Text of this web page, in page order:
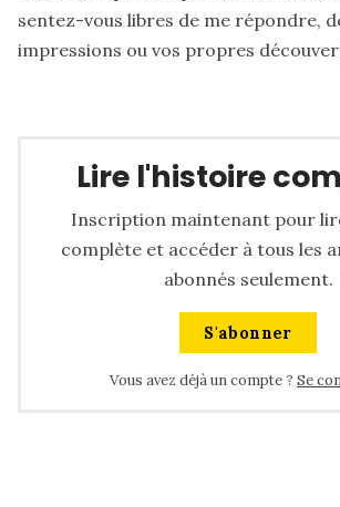
sentez-vous libres de me répondre,
impressions ou vos propres
Lire l'histoire
Inscription maintenant pour
complète et accéder à tous les
abonnés seulement.
S'abonner
Vous avez déjà un compte ? Se